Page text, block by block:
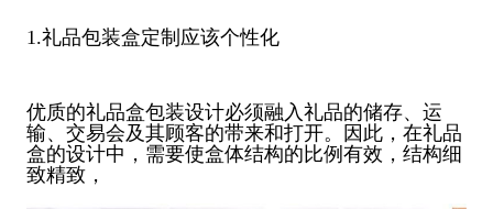
1.礼品包装盒定制应该个性化
优质的礼品盒包装设计必须融入礼品的储存、运
输、交易会及其顾客的带来和打开。因此，在礼品
盒的设计中，需要使盒体结构的比例有效，结构细
致精致，